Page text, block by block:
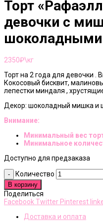
Торт
девочки с
2350₽\кг
Торт на 2 года для девочки .
Кокосовый бисквит,
лепестки миндаля ,
Декор: шоколадный мишка и
Внимание:
Минимальный вес
Минимальное
Доступно для предзаказа
Количество
В корзину
Поделиться
Facebook Twitter Pinterest
Доставка и оплата